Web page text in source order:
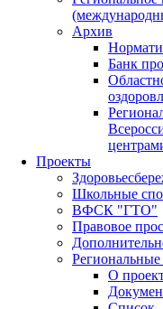
Архив
Банк
Проекты
Школьные
ВФСК "ГТО"
Правовое
О